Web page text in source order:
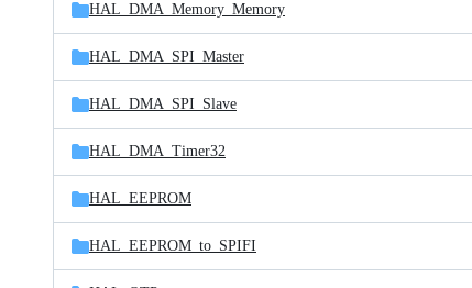
HAL_DMA_Memory_Memory
HAL_DMA_SPI_Master
HAL_DMA_SPI_Slave
HAL_DMA_Timer32
HAL_EEPROM
HAL_EEPROM_to_SPIFI